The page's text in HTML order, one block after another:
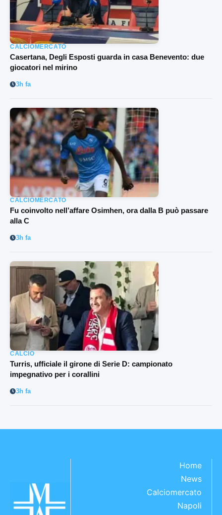
CALCIOMERCATO
Casertana, Degli Esposti guarda in casa Benevento: due
giocatori nel mirino
3h fa
CALCIOMERCATO
Fu coinvolto nell’affare Osimhen, ora dalla B può passare
alla C
3h fa
CALCIO
Turris, ufficiale il girone di Serie D: campionato
impegnativo per i corallini
3h fa
Home
News
Calciomercato
Napoli